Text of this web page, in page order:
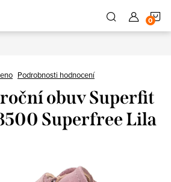
Podrobnosti hodnocení
obuv Superfit
Superfree Lila